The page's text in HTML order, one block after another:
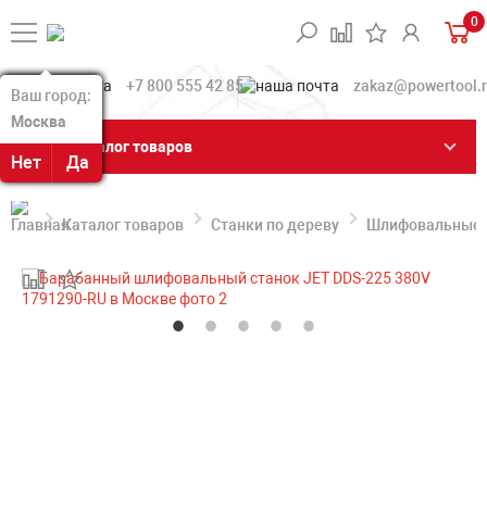
Ваш город:
Москва
Нет Да
Ваш город:
Москва
Нет Да
0
+7 800 555 42 85
Каталог товаров
Каталог товаров Станки по дереву Шлифовальные